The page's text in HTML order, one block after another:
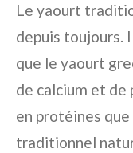
Le yaourt
depuis toujours.
que le yaourt
de calcium et de
en protéines
traditionnel